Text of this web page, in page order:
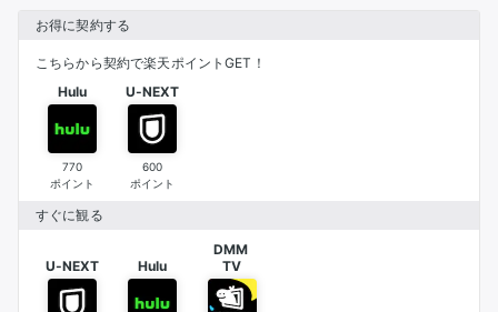
お得に契約する
こちらから契約で楽天ポイントGET！
Hulu
770
ポイント
U-NEXT
600
ポイント
すぐに観る
U-NEXT Hulu
DMM
TV